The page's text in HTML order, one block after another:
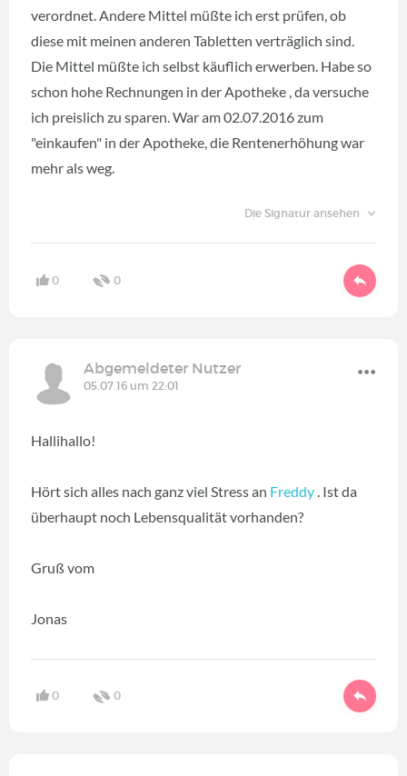
verordnet. Andere Mittel müßte ich erst prüfen, ob
diese mit meinen anderen Tabletten verträglich sind.
Die Mittel müßte ich selbst käuflich erwerben. Habe so
schon hohe Rechnungen in der Apotheke , da versuche
ich preislich zu sparen. War am 02.07.2016 zum
"einkaufen" in der Apotheke, die Rentenerhöhung war
mehr als weg.
Die Signatur ansehen
0 0
Abgemeldeter Nutzer
05.07.16 um 22:01
Hallihallo!
Hört sich alles nach ganz viel Stress an Freddy . Ist da
überhaupt noch Lebensqualität vorhanden?
Gruß vom
Jonas
0 0